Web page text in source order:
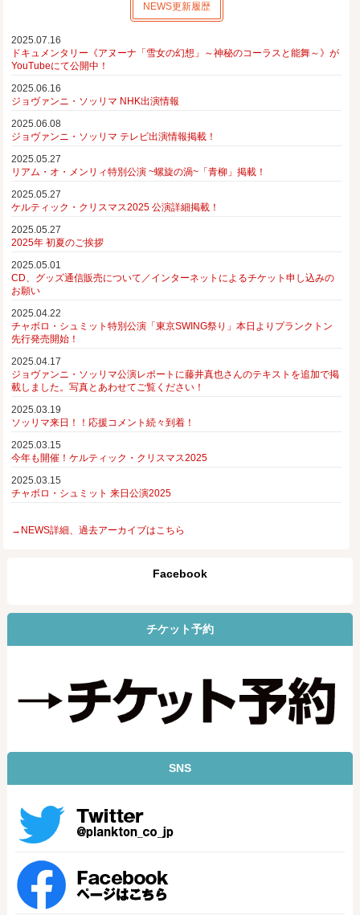
NEWS更新履歴
2025.07.16
ドキュメンタリー《アヌーナ「雪女の幻想」～神秘のコーラスと能舞～》が
YouTubeにて公開中！
2025.06.16
ジョヴァンニ・ソッリマ NHK出演情報
2025.06.08
ジョヴァンニ・ソッリマ テレビ出演情報掲載！
2025.05.27
リアム・オ・メンリィ特別公演 ~螺旋の渦~「青柳」掲載！
2025.05.27
ケルティック・クリスマス2025 公演詳細掲載！
2025.05.27
2025年 初夏のご挨拶
2025.05.01
CD、グッズ通信販売について／インターネットによるチケット申し込みの
お願い
2025.04.22
チャボロ・シュミット特別公演「東京SWING祭り」本日よりプランクトン
先行発売開始！
2025.04.17
ジョヴァンニ・ソッリマ公演レポートに藤井真也さんのテキストを追加で掲
載しました。写真とあわせてご覧ください！
2025.03.19
ソッリマ来日！！応援コメント続々到着！
2025.03.15
今年も開催！ケルティック・クリスマス2025
2025.03.15
チャボロ・シュミット 来日公演2025
→NEWS詳細、過去アーカイブはこちら
Facebook
チケット予約
SNS